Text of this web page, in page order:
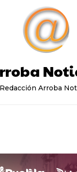
Redacción Arroba